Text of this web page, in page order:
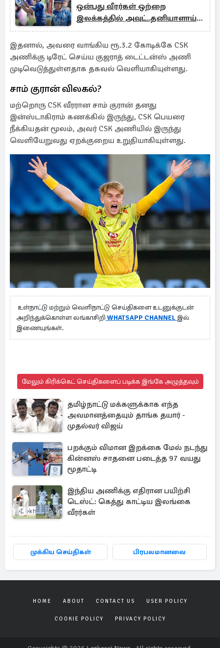
ஒன்பது வீரர்கள் ஒற்றை
இலக்கத்தில் அவுட்..தனியாளாய்
135 ஓட்டங்கள் விளாசல்
இதனால், அவரை வாங்கிய ரூ.3.2 கோடிக்கே CSK
அணிக்கு டிரேட் செய்ய குஜராத் டைட்டன்ஸ் அணி
முடிவெடுத்துள்ளதாக தகவல் வெளியாகியுள்ளது.
சாம் குரான் விலகல்?
மற்றொரு CSK வீரரான சாம் குரான் தனது
இன்ஸ்டாகிராம் கணக்கில் இருந்து, CSK பெயரை
நீக்கியதன் மூலம், அவர் CSK அணியில் இருந்து
வெளியேறுவது ஏறக்குறைய உறுதியாகியுள்ளது.
உள்நாட்டு மற்றும் வெளிநாட்டு செய்திகளை உடனுக்குடன்
அறிந்துக்கொள்ள லங்காசிறி WHATSAPP CHANNEL இல்
இணையுங்கள்.
மேலும் கிரிக்கெட் செய்திகளைப் படிக்க இங்கே அழுத்தவும்
தமிழ்நாட்டு மக்களுக்காக எந்த
அவமானத்தையும் தாங்க தயார் -
முதல்வர் விஜய்
பறக்கும் விமான இறக்கை மேல் நடந்து
கின்னஸ் சாதனை படைத்த 97 வயது
மூதாட்டி
இந்திய அணிக்கு எதிரான பயிற்சி
டெஸ்ட்: கெத்து காட்டிய இலங்கை
வீரர்கள்
முக்கிய செய்திகள் பிரபலமானவை
HOME ABOUT CONTACT US USER POLICY
COOKIE POLICY PRIVACY POLICY